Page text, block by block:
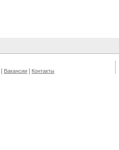
Вакансии Контакты